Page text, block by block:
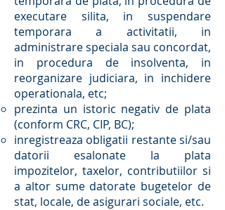
executare silita, in suspendare
temporara a activitatii, in
administrare speciala sau concordat,
in procedura de insolventa, in
reorganizare judiciara, in inchidere
operationala, etc;
prezinta un istoric negativ de plata
(conform CRC, CIP, BC);
inregistreaza obligatii restante si/sau
datorii esalonate la plata
impozitelor, taxelor, contributiilor si
a altor sume datorate bugetelor de
stat, locale, de asigurari sociale, etc.